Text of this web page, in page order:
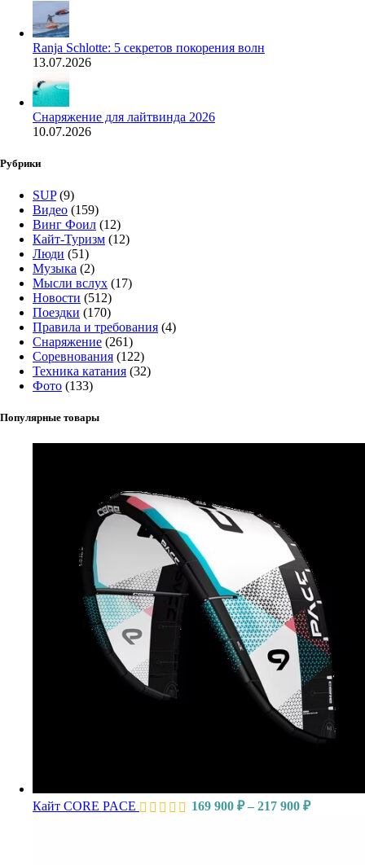
Ranja Schlotte: 5 секретов покорения волн
13.07.2026
Снаряжение для лайтвинда 2026
10.07.2026
Рубрики
SUP(9)
Видео (159)
Винг Фоил (12)
Кайт-Туризм (12)
Люди (51)
Музыка (2)
Мысли вслух (17)
Новости (512)
Поездки (170)
Правила и требования (4)
Снаряжение (261)
Соревнования (122)
Техника катания (32)
Фото (133)
Популярные товары
Кайт CORE PACE 169 900 ₽ – 217 900 ₽